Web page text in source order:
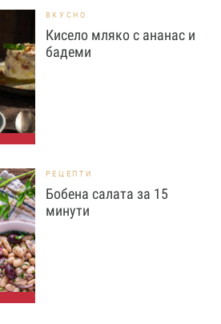
ВКУСНО
Кисело мляко с ананас и
бадеми
РЕЦЕПТИ
Бобена салата за 15
минути